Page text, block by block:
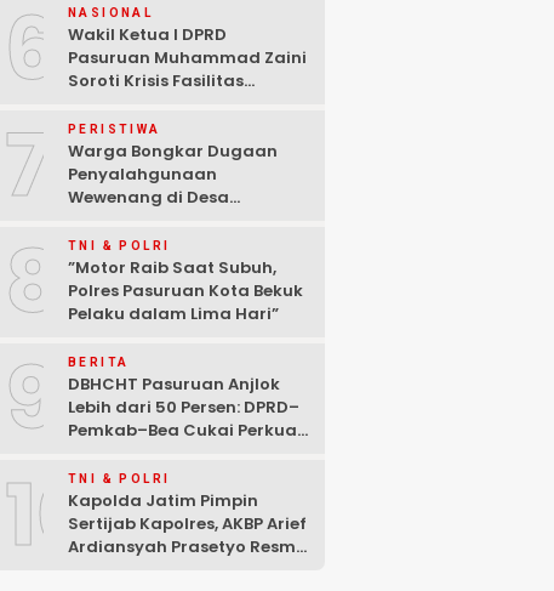
6 NASIONAL
Wakil Ketua I DPRD
Pasuruan Muhammad Zaini
Soroti Krisis Fasilitas
Anggaran
7 PERISTIWA
Warga Bongkar Dugaan
Penyalahgunaan
Wewenang di Desa
Mencuat
8 TNI & POLRI
‎”Motor Raib Saat Subuh,
Polres Pasuruan Kota Bekuk
Pelaku dalam Lima Hari” ‎
9 BERITA
DBHCHT Pasuruan Anjlok
Lebih dari 50 Persen: DPRD–
Pemkab–Bea Cukai Perkuat
Rokok Ilegal
10TNI & POLRI
Kapolda Jatim Pimpin
Sertijab Kapolres, AKBP Arief
Ardiansyah Prasetyo Resmi